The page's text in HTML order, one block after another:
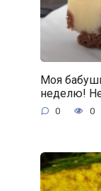
Моя
неделю!
0 0